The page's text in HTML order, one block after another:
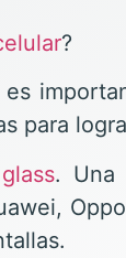
?
para
. Una